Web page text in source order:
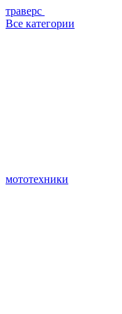
траверс
Все категории
мототехники